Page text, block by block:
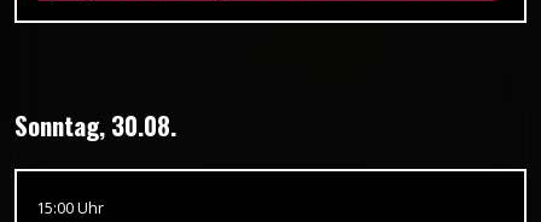
Sonntag, 30.08.
15:00 Uhr